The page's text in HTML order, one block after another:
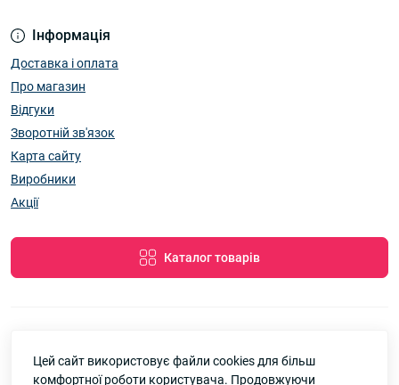
Інформація
Доставка і оплата
Про магазин
Відгуки
Зворотній зв'язок
Карта сайту
Виробники
Акції
Каталог товарів
7км Одеса — Одяг і аксесуари оптом © 2026
Цей сайт використовує файли cookies для більш
комфортної роботи користувача. Продовжуючи